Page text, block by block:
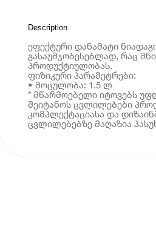
Description
ეფექტური დანამატი
გასაუმჯობესებლად, რაც
პროდუქტიულობას.
ფიზიკური პარამეტრები:
• მოცულობა: 1.5 ლ
* მწარმოებელი იტოვებს
შეიტანოს ცვლილებები
კომპლექტაციასა და
ცვლილებებზე მაღაზია